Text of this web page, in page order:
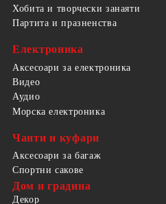
Хобита и творчески занаяти
Партита и празненства
Електроника
Аксесоари за електроника
Видео
Аудио
Морска електроника
Чанти и куфари
Аксесоари за багаж
Спортни сакове
Дом и градина
Декор